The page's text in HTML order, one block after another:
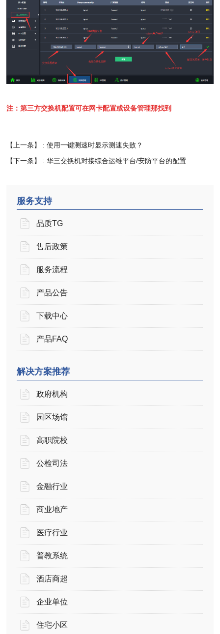
注：第三方交换机配置可在网卡配置或设备管理那找到
【上一条】 :使用一键测速时显示测速失败？
【下一条】 :华三交换机对接综合运维平台/安防平台的配置
服务支持
品质TG
售后政策
服务流程
产品公告
下载中心
产品FAQ
解决方案推荐
政府机构
园区场馆
高职院校
公检司法
金融行业
商业地产
医疗行业
普教系统
酒店商超
企业单位
住宅小区